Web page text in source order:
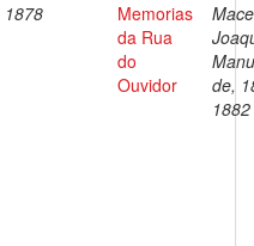
1878
Memorias
da Rua
do
Ouvidor
de,
1882